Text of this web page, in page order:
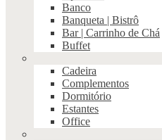
Banco
Banqueta | Bistrô
Bar | Carrinho de Chá
Buffet
Cadeira
Complementos
Dormitório
Estantes
Office